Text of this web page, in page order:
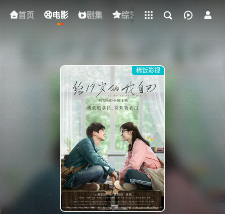
首页 电影 剧集 综艺 动漫 短剧
下载客户端
稀饭影视